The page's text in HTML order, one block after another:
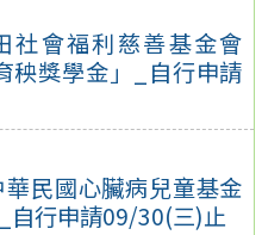
社會福利慈善基金會
秧獎學金」_自行申請
華民國心臟病兒童基金
自行申請09/30(三)止